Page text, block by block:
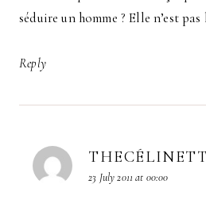
séduire un homme ? Elle n’est
Reply
23 July 2011 at 00:00